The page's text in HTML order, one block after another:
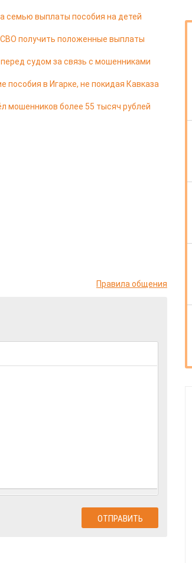
семью выплаты пособия на детей
СВО получить положенные выплаты
судом за связь с мошенниками
в Игарке, не покидая Кавказа
мошенников более 55 тысяч рублей
Правила общения